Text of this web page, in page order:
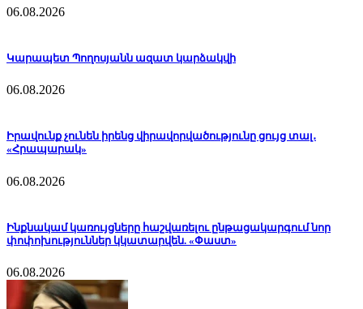
06.08.2026
Կարապետ Պողոսյանն ազատ կարձակվի
06.08.2026
Իրավունք չունեն իրենց վիրավորվածությունը ցույց տալ․
«Հրապարակ»
06.08.2026
Ինքնակամ կառույցները հաշվառելու ընթացակարգում նոր
փոփոխություններ կկատարվեն. «Փաստ»
06.08.2026